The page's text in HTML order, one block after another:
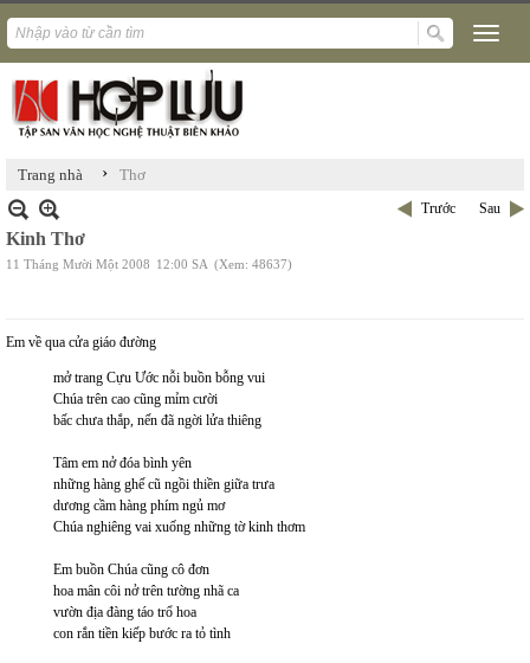
Trang nhà › Thơ
Trước Sau
Kinh Thơ
11 Tháng Mười Một 2008 12:00 SA (Xem: 48637)
Em về qua cửa giáo đường
mở trang Cựu Ước nỗi buồn bỗng vui
Chúa trên cao cũng mỉm cười
bấc chưa thắp, nến đã ngời lửa thiêng
Tâm em nở đóa bình yên
những hàng ghế cũ ngồi thiền giữa trưa
dương cầm hàng phím ngủ mơ
Chúa nghiêng vai xuống những tờ kinh thơm
Em buồn Chúa cũng cô đơn
hoa mân côi nở trên tường nhã ca
vườn địa đàng táo trổ hoa
con rắn tiền kiếp bước ra tỏ tình